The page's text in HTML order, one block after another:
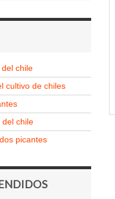
chile
cultivo de chiles
del chile
picantes